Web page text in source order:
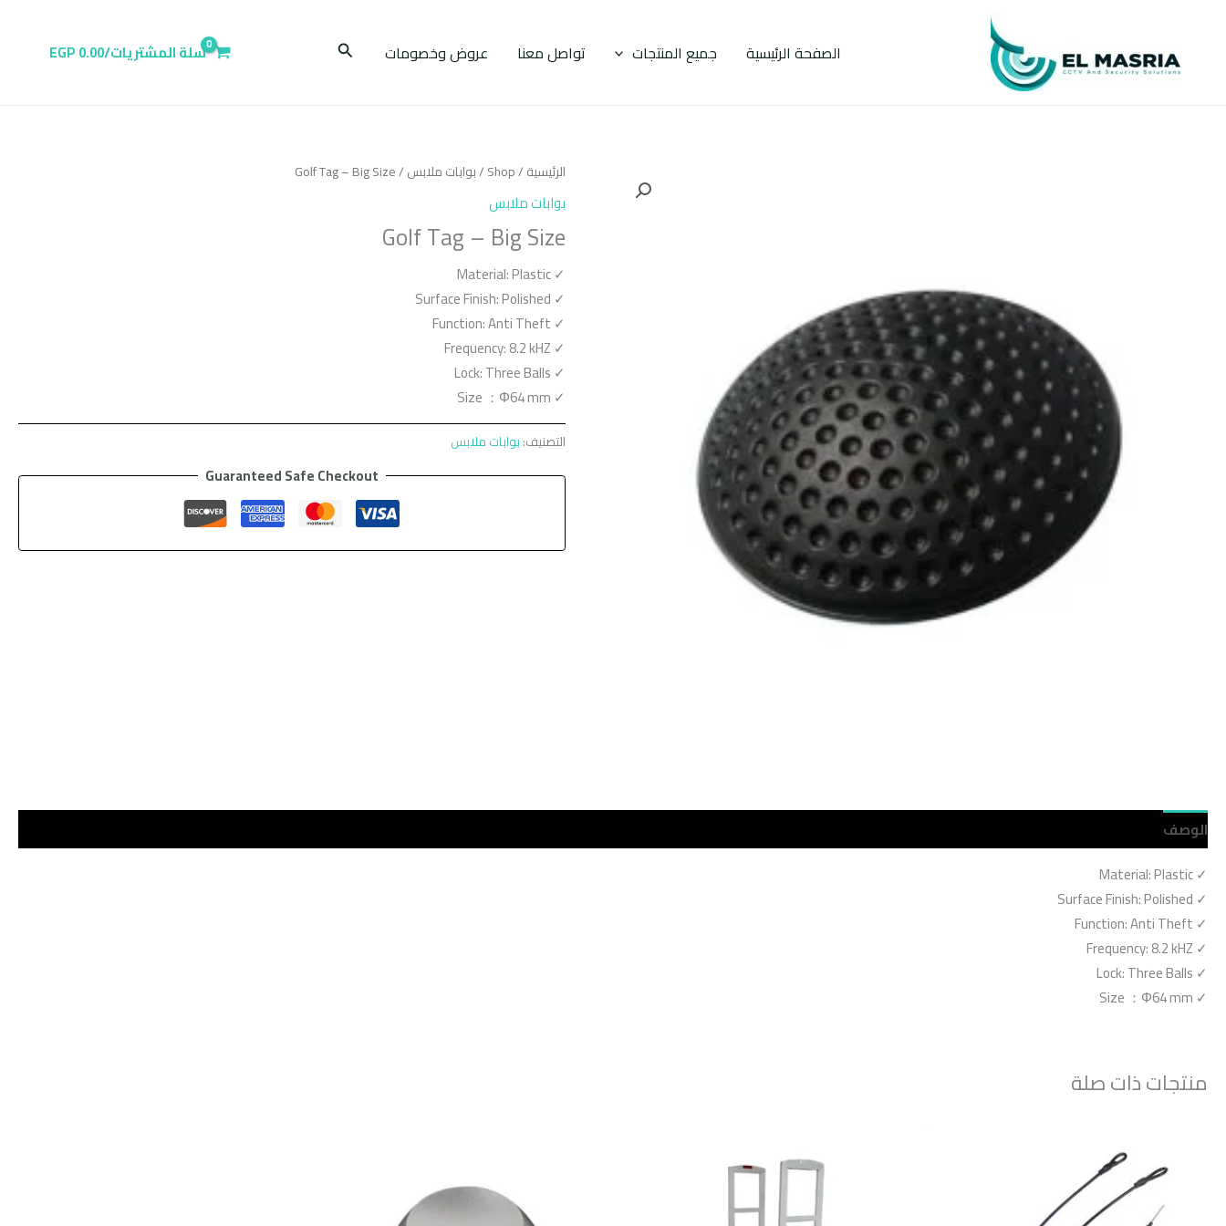
المحتوى
الصفحة الرئيسية جميع المنتجات تواصل معنا عروض وخصومات البحث سلة المشتريات/0.00
EGP
الرئيسية/
Shop
/بوابات ملابس/ Golf Tag – Big Size
بوابات ملابس
Golf Tag – Big Size
✓
Material: Plastic
✓
Surface Finish: Polished
✓
Function: Anti Theft
✓
Frequency: 8.2 kHZ
✓
Lock: Three Balls
✓
Size ： Φ64 mm
التصنيف:بوابات ملابس
Guaranteed Safe Checkout
الوصف
✓
Material: Plastic
✓
Surface Finish: Polished
✓
Function: Anti Theft
✓
Frequency: 8.2 kHZ
✓
Lock: Three Balls
✓
Size ： Φ64 mm
منتجات ذات صلة